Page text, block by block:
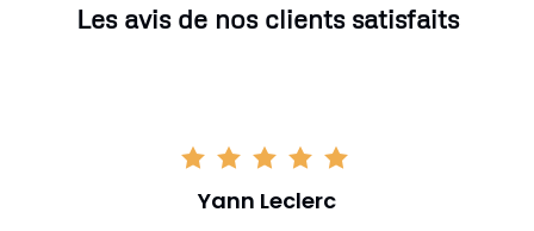
Les avis de nos clients satisfaits
Yann Leclerc